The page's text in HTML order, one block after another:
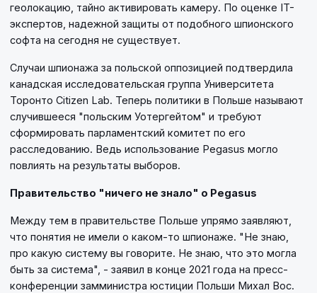
геолокацию, тайно активировать камеру. По оценке IT-
экспертов, надежной защиты от подобного шпионского
софта на сегодня не существует.
Случаи шпионажа за польской оппозицией подтвердила
канадская исследовательская группа Университета
Торонто Citizen Lab. Теперь политики в Польше называют
случившееся "польским Уотергейтом" и требуют
сформировать парламентский комитет по его
расследованию. Ведь использование Pegasus могло
повлиять на результаты выборов.
Правительство "ничего не знало" о Pegasus
Между тем в правительстве Польше упрямо заявляют,
что понятия не имели о каком-то шпионаже. "Не знаю,
про какую систему вы говорите. Не знаю, что это могла
быть за система", - заявил в конце 2021 года на пресс-
конференции замминистра юстиции Польши Михал Вос.